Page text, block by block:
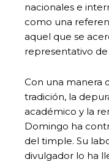
nacionales e
como una
aquel que se
representativo
Con una manera
tradición, la
académico y la
Domingo ha
del timple. Su
divulgador lo ha